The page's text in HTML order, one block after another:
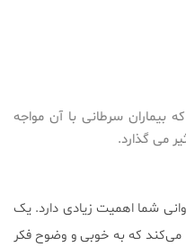
بیماران سرطانی با آن مواجه
می گذارد.
شما اهمیت زیادی دارد. یک
که به خوبی و وضوح فکر